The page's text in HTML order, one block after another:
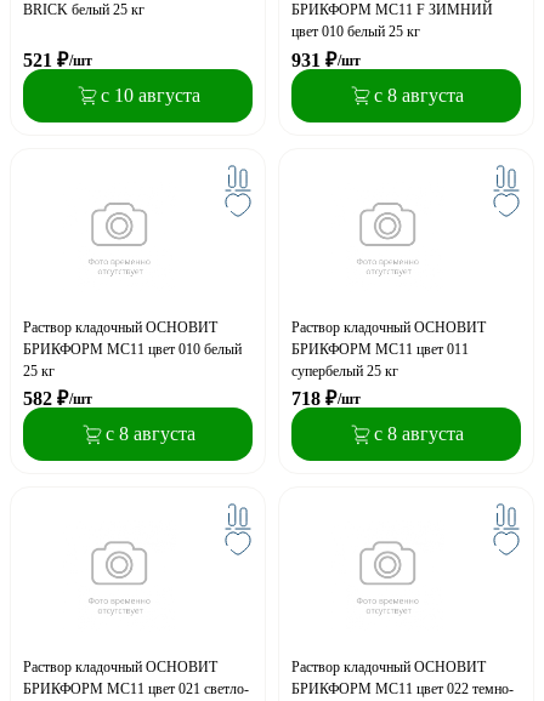
BRICK белый 25 кг
521 ₽/шт
с 10 августа
БРИКФОРМ МС11 F ЗИМНИЙ
цвет 010 белый 25 кг
931 ₽/шт
с 8 августа
Раствор кладочный ОСНОВИТ
БРИКФОРМ МС11 цвет 010 белый
25 кг
582 ₽/шт
с 8 августа
Раствор кладочный ОСНОВИТ
БРИКФОРМ МС11 цвет 011
супербелый 25 кг
718 ₽/шт
с 8 августа
Раствор кладочный ОСНОВИТ
БРИКФОРМ МС11 цвет 021 светло-
Раствор кладочный ОСНОВИТ
БРИКФОРМ МС11 цвет 022 темно-